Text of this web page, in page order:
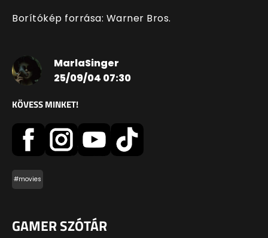
Borítókép forrása: Warner Bros.
MarlaSinger
25/09/04 07:30
KÖVESS MINKET!
#movies
GAMER SZÓTÁR